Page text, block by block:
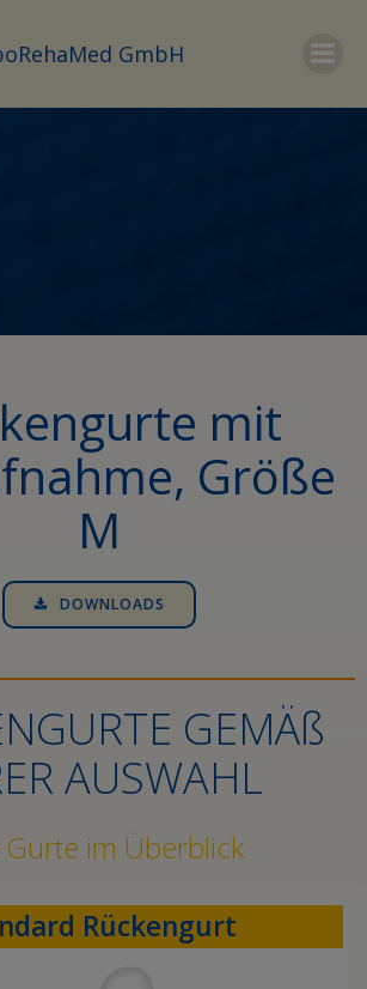
Inhalt
GmbH
mit
Größe
M
DOWNLOADS
GEMÄß
AUSWAHL
Gurte im Überblick
Rückengurt